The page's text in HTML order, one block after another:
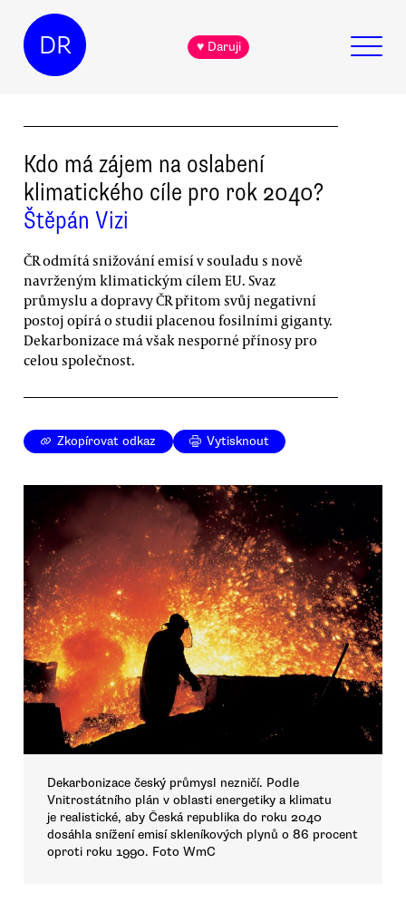
DR ♥ Daruji
Kdo má zájem na oslabení
klimatického cíle pro rok 2040?
Štěpán Vizi
ČR odmítá snižování emisí v souladu s nově
navrženým klimatickým cílem EU. Svaz
průmyslu a dopravy ČR přitom svůj negativní
postoj opírá o studii placenou fosilními giganty.
Dekarbonizace má však nesporné přínosy pro
celou společnost.
Zkopírovat odkaz Vytisknout
Dekarbonizace český průmysl nezničí. Podle
Vnitrostátního plán v oblasti energetiky a klimatu
je realistické, aby Česká republika do roku 2040
dosáhla snížení emisí skleníkových plynů o 86 procent
oproti roku 1990. Foto WmC